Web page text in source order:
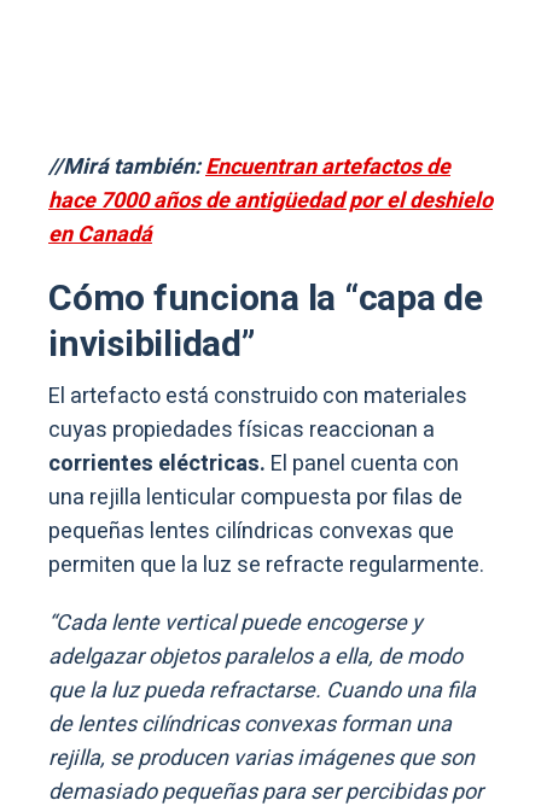
//Mirá también:Encuentran artefactos de
hace 7000 años de antigüedad por el deshielo
en Canadá
Cómo funciona la “capa de
invisibilidad”
El artefacto está construido con materiales
cuyas propiedades físicas reaccionan a
corrientes eléctricas. El panel cuenta con
una rejilla lenticular compuesta por filas de
pequeñas lentes cilíndricas convexas que
permiten que la luz se refracte regularmente.
“Cada lente vertical puede encogerse y
adelgazar objetos paralelos a ella, de modo
que la luz pueda refractarse. Cuando una fila
de lentes cilíndricas convexas forman una
rejilla, se producen varias imágenes que son
demasiado pequeñas para ser percibidas por